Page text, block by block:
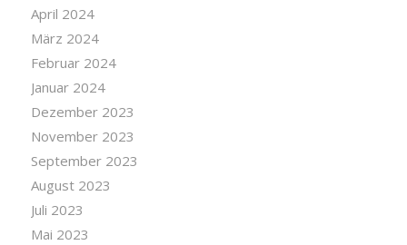
April 2024
März 2024
Februar 2024
Januar 2024
Dezember 2023
November 2023
September 2023
August 2023
Juli 2023
Mai 2023